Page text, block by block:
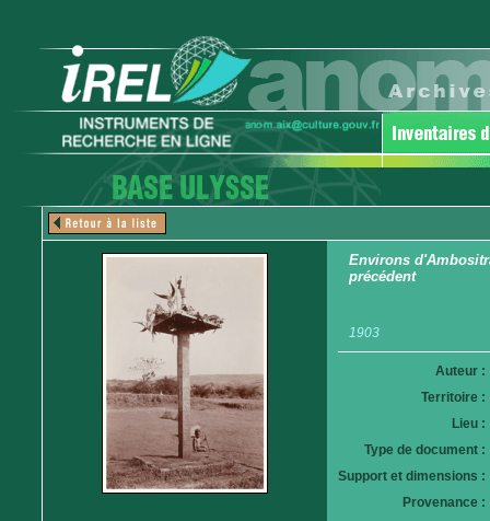
Environs
précédent
1903
Auteur :
Territoire :
Lieu :
Type de document :
Support et dimensions :
Provenance :